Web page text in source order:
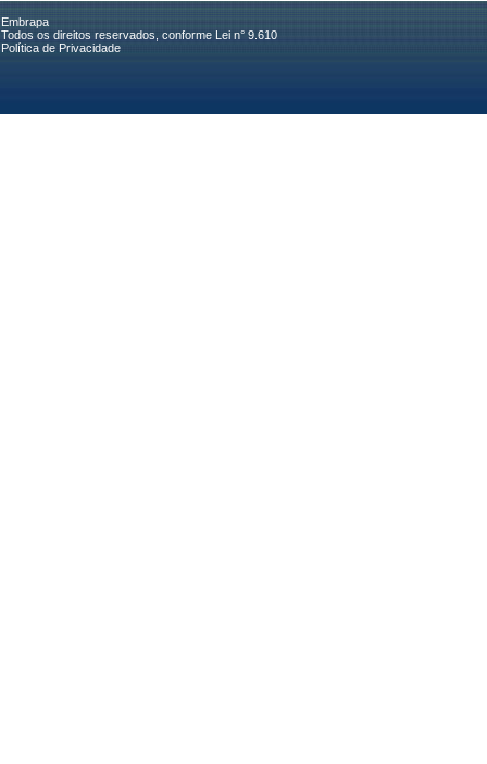
Embrapa
Todos os direitos reservados, conforme Lei n° 9.610
Política de Privacidade